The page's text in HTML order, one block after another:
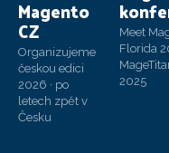
Magento
CZ
Organizujeme
českou edici
2026 · po
letech zpět v
Česku
Meet
Florida
2025